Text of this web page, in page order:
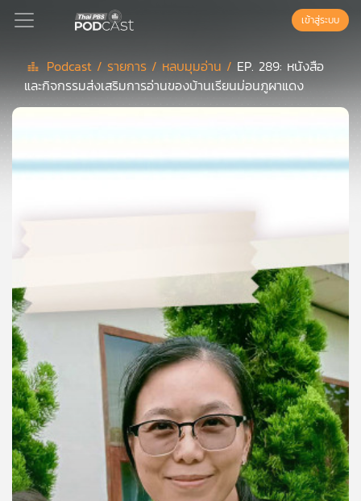
Podcast
ย์
ย์
ลิ
สต์
ของ
คุณ
เพลง
บทความ
เข้าสู่ระบบ
Podcast / รายการ / หลบมุมอ่าน / EP. 289: หนังสือ
และกิจกรรมส่งเสริมการอ่านของบ้านเรียนม่อนภูผาแดง